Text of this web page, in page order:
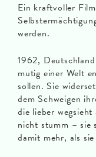
Ein kraftvoller
werden.
1962,
mutig einer Welt
sollen. Sie
dem Schweigen
die lieber
nicht stumm – sie
damit mehr, als